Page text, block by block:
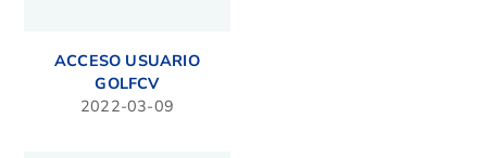
ACCESO USUARIO
GOLFCV
2022-03-09